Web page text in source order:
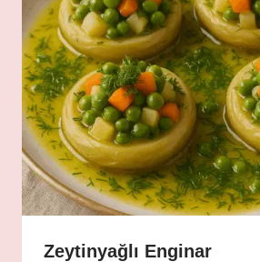
Zeytinyağlı Enginar